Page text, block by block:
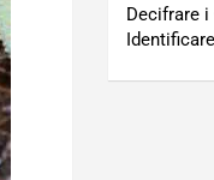
Decifrare